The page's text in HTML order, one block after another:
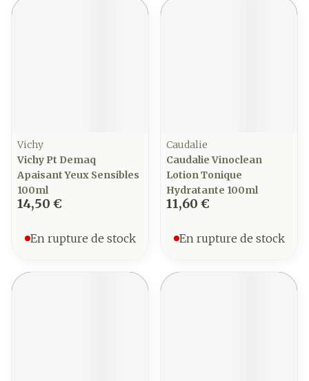
Vichy
Vichy Pt Demaq
Apaisant Yeux Sensibles
100ml
14,50 €
En rupture de stock
Caudalie
Caudalie Vinoclean
Lotion Tonique
Hydratante 100ml
11,60 €
En rupture de stock